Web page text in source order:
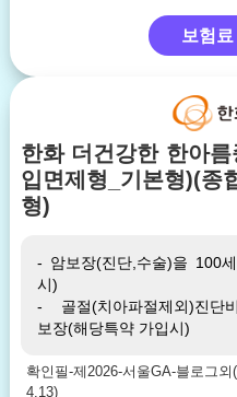
보험료
한화 더건강한 한아
입면제형_기본형)(종
형)
- 암보장(진단,수술)을 100
시)
- 골절(치아파절제외)진단
보장(해당특약 가입시)
확인필-제2026-서울GA-블로그
4.13)